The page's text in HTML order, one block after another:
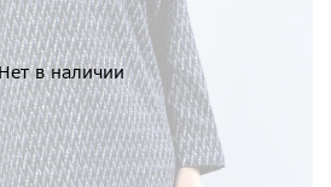
в наличии